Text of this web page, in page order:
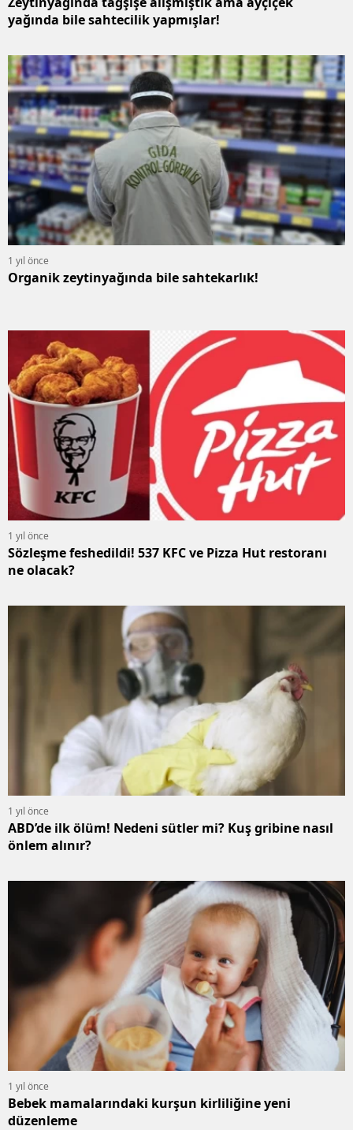
yağında bile sahtecilik yapmışlar!
1 yıl önce
Organik zeytinyağında bile sahtekarlık!
1 yıl önce
Sözleşme feshedildi! 537 KFC ve Pizza Hut restoranı
ne olacak?
1 yıl önce
ABD’de ilk ölüm! Nedeni sütler mi? Kuş gribine nasıl
önlem alınır?
1 yıl önce
Bebek mamalarındaki kurşun kirliliğine yeni
düzenleme